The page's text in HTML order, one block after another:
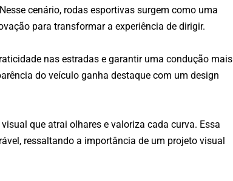
cenário, rodas esportivas surgem como uma
para transformar a experiência de dirigir.
nas estradas e garantir uma condução mais
do veículo ganha destaque com um design
que atrai olhares e valoriza cada curva. Essa
ressaltando a importância de um projeto visual